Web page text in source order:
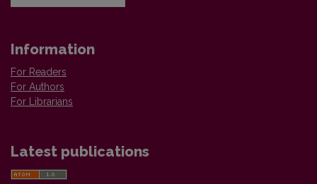
Information
For Readers
For Authors
For Librarians
Latest publications